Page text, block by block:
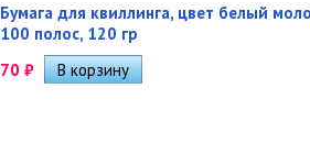
Бумага для квиллинга, цвет белый
100 полос, 120 гр
70 ₽